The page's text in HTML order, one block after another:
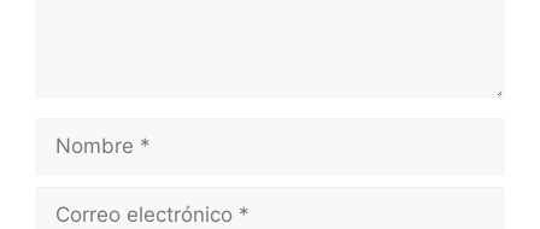
Nombre
Correo